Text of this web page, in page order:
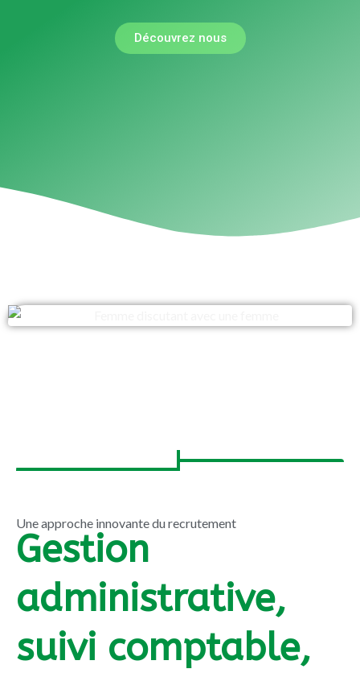
Découvrez nous
Une approche innovante du recrutement
Gestion
administrative,
suivi comptable,